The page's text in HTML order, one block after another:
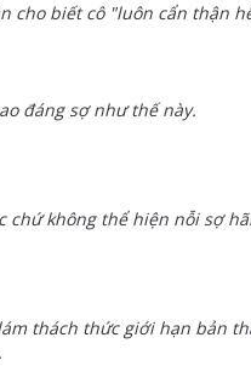
cho biết cô "luôn cẩn thận
đáng sợ như thế này.
chứ không thể hiện nỗi sợ
thách thức giới hạn bản